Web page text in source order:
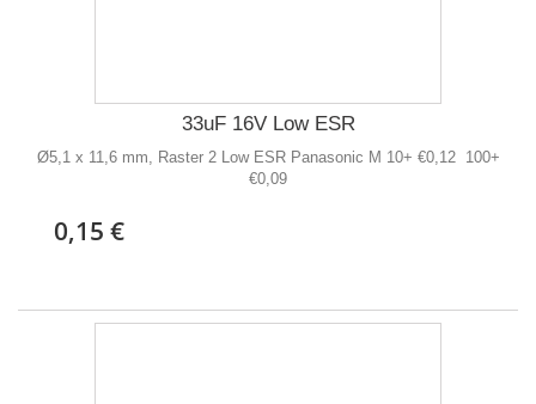
33uF 16V Low ESR
Ø5,1 x 11,6 mm, Raster 2 Low ESR Panasonic M 10+ €0,12 100+
€0,09
0,15 €